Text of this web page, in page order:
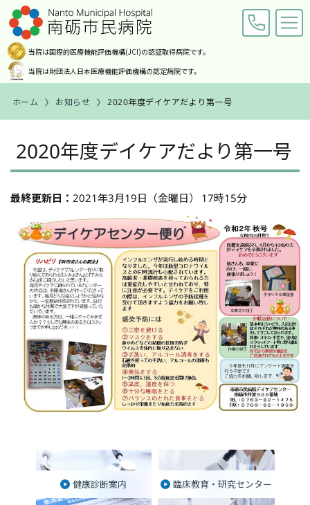
当院は国際的医療機能評価機構(JCI)の認証取得病院です。
当院は財団法人日本医療機能評価機構の認定病院です。
交通アクセス お問い合わせ
ホーム
ご来院の皆様へ
診療科・部門紹介
病院案内
職員募集
ホーム お知らせ 2020年度デイケアだより第一号
2020年度デイケアだより第一号
最終更新日： 2021年3月19日（金曜日） 17時15分
健康診断案内 臨床教育・研究センター